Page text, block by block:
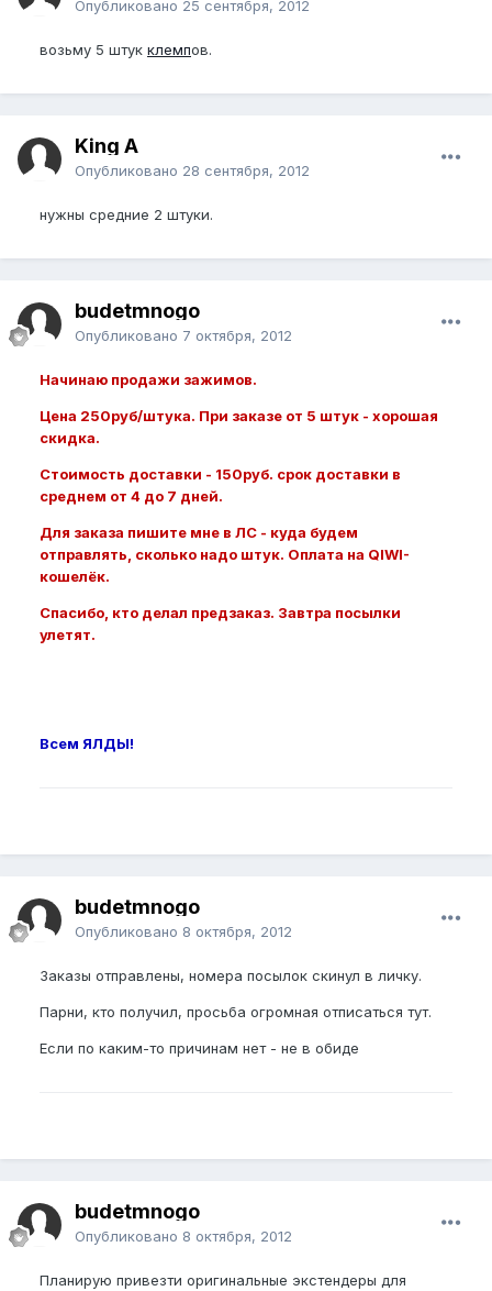
Опубликовано 25 сентября, 2012
возьму 5 штук клемпов.
King A
Опубликовано 28 сентября, 2012
нужны средние 2 штуки.
budetmnogo
Опубликовано 7 октября, 2012
Начинаю продажи зажимов.
Цена 250руб/штука. При заказе от 5 штук - хорошая
скидка.
Стоимость доставки - 150руб. срок доставки в
среднем от 4 до 7 дней.
Для заказа пишите мне в ЛС - куда будем
отправлять, сколько надо штук. Оплата на QIWI-
кошелёк.
Спасибо, кто делал предзаказ. Завтра посылки
улетят.
Всем ЯЛДЫ!
budetmnogo
Опубликовано 8 октября, 2012
Заказы отправлены, номера посылок скинул в личку.
Парни, кто получил, просьба огромная отписаться тут.
Если по каким-то причинам нет - не в обиде
budetmnogo
Опубликовано 8 октября, 2012
Планирую привезти оригинальные экстендеры для